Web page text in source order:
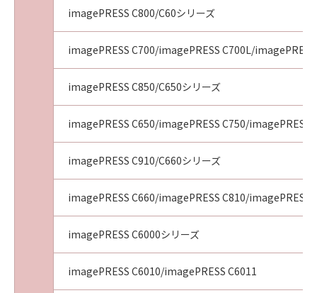
imagePRESS C800/C60シリーズ
imagePRESS C700/imagePRESS C700L/
imagePRESS C850/C650シリーズ
imagePRESS C650/imagePRESS C750/imagePRESS
imagePRESS C910/C660シリーズ
imagePRESS C660/imagePRESS C810/imagePRESS
imagePRESS C6000シリーズ
imagePRESS C6010/imagePRESS C6011